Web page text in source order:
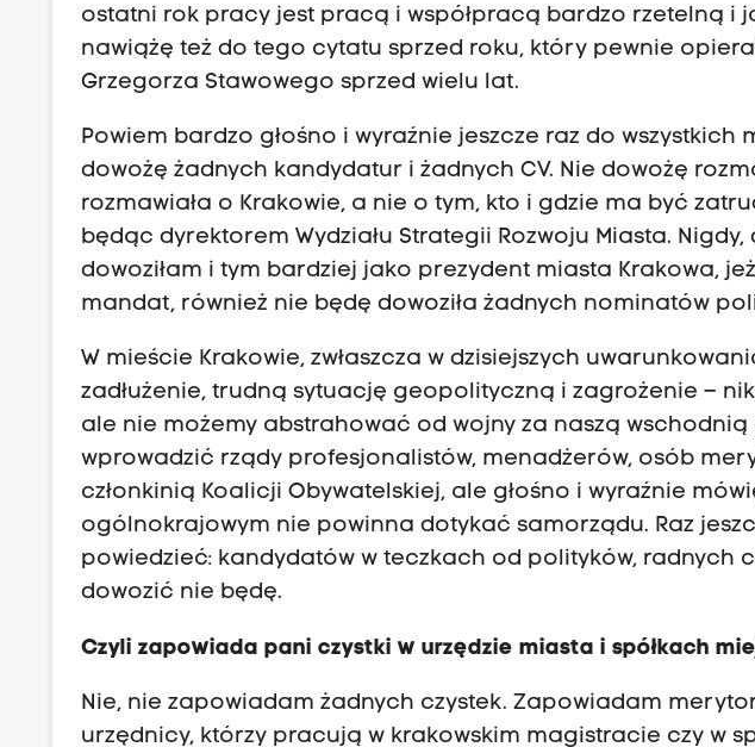
ostatni rok pracy jest pracą i współpracą bardzo rzetelną i
nawiążę też do tego cytatu sprzed roku, który pewnie
Grzegorza Stawowego sprzed wielu lat.
Powiem bardzo głośno i wyraźnie jeszcze raz do
dowożę żadnych kandydatur i żadnych CV. Nie dowożę
rozmawiała o Krakowie, a nie o tym, kto i gdzie ma być
będąc dyrektorem Wydziału Strategii Rozwoju Miasta.
dowoziłam i tym bardziej jako prezydent miasta Krakowa,
mandat, również nie będę dowoziła żadnych nominatów
W mieście Krakowie, zwłaszcza w dzisiejszych
zadłużenie, trudną sytuację geopolityczną i zagrożenie –
ale nie możemy abstrahować od wojny za naszą
wprowadzić rządy profesjonalistów, menadżerów, osób
członkinią Koalicji Obywatelskiej, ale głośno i wyraźnie
ogólnokrajowym nie powinna dotykać samorządu. Raz
powiedzieć: kandydatów w teczkach od polityków, radnych
dowozić nie będę.
Czyli zapowiada pani czystki w urzędzie miasta i spółkach
Nie, nie zapowiadam żadnych czystek. Zapowiadam
urzędnicy, którzy pracują w krakowskim magistracie czy w